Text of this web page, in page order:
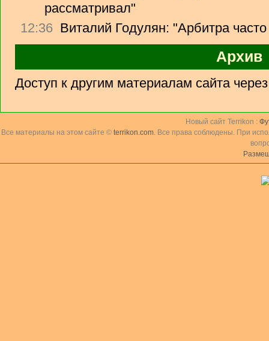
рассматривал"
12:36 Виталий Годулян: "Арбитра
Архив
Доступ к другим материалам сайта
Новый сайт Terrikon :
Все материалы на этом сайте © terrikon.com. Все права соблюдены. При